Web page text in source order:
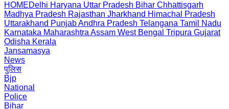
HOMEDelhi Haryana Uttar Pradesh Bihar Chhattisgarh
Madhya Pradesh Rajasthan Jharkhand Himachal Pradesh
Uttarakhand PunjabAndhra Pradesh Telangana Tamil Nadu
Karnataka Maharashtra Assam West Bengal Tripura Gujarat
Odisha Kerala
Jansamasya
News
पुलिस
Bjp
National
Police
Bihar